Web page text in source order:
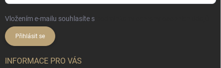
Vložením e-mailu souhlasíte s
Přihlásit se
INFORMACE PRO VÁS